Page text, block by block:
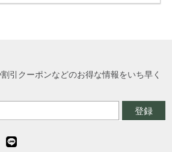
引クーポンなどのお得な情報をいち早く
登録